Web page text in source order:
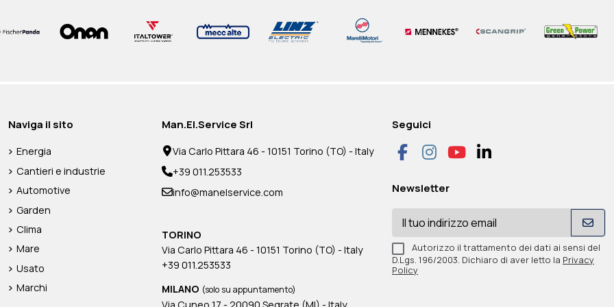
Disponibile su preventivo
48,31 € + IVA
Disponibile su preventivo
397,00 €+ IVA
Naviga il sito
Energia
Cantieri e industrie
Automotive
Garden
Clima
Mare
Usato
Marchi
Man.El.Service Srl
Via Carlo Pittara 46 - 10151 Torino (TO) - Italy
+39 011.253533
info@manelservice.com
TORINO
Via Carlo Pittara 46 - 10151 Torino (TO) - Italy
+39 011.253533
MILANO (solo su appuntamento)
Seguici
Newsletter
Autorizzo il trattamento dei dati ai sensi del
D.Lgs. 196/2003. Dichiaro di aver letto la Privacy
Policy